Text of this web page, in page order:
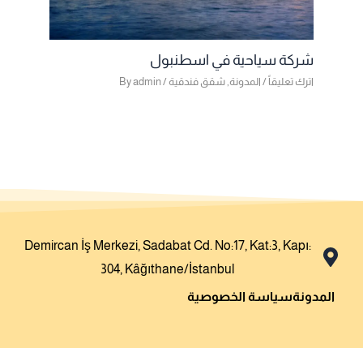
شركة سياحية في اسطنبول
اترك تعليقاً / المدونة,شقق فندقية/ By
admin
Demircan İş Merkezi, Sadabat Cd. No:17, Kat:3, Kapı:
304, Kâğıthane/İstanbul
المدونةسياسة الخصوصية